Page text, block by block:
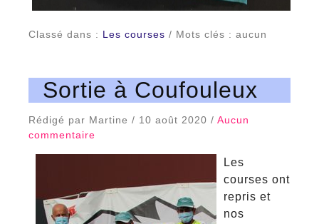
Classé dans : Les courses / Mots clés : aucun
Sortie à Coufouleux
Rédigé par Martine / 10 août 2020 / Aucun
commentaire
Les
courses ont
repris et
nos